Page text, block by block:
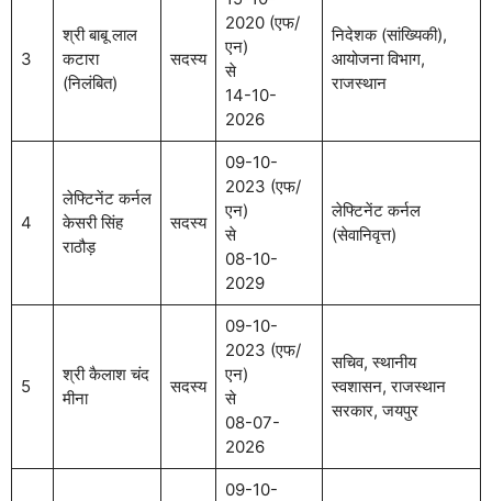
3
श्री बाबू लाल
कटारा
(निलंबित)
सदस्य
2020 (एफ/
एन)
से
14-10-
2026
निदेशक (सांख्यिकी),
आयोजना विभाग,
राजस्थान
4
लेफ्टिनेंट कर्नल
केसरी सिंह
राठौड़
सदस्य
09-10-
2023 (एफ/
एन)
से
08-10-
2029
लेफ्टिनेंट कर्नल
(सेवानिवृत्त)
5
श्री कैलाश चंद
मीना
सदस्य
09-10-
2023 (एफ/
एन)
से
08-07-
2026
सचिव, स्थानीय
स्वशासन, राजस्थान
सरकार, जयपुर
09-10-